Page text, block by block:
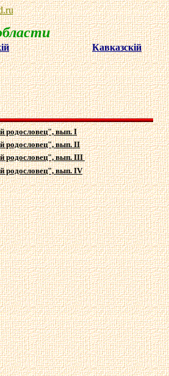
.ru
iй Кавказскiй
родословец", вып. I
родословец", вып. II
родословец", вып. III
родословец", вып.IV